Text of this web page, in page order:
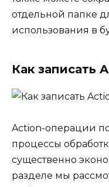
отдельной папке
использования в
Как записать
Action-операции
процессы
существенно
разделе мы